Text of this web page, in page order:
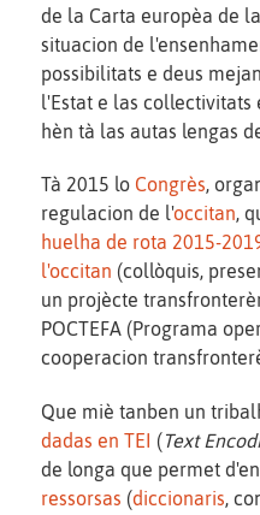
de la Carta europèa de
situacion de
possibilitats e deus
l'Estat e las
hèn tà las autas lengas
Tà 2015 lo Congrès,
regulacion de l'occitan,
huelha de rota 2015-
l'occitan (collòquis,
un projècte
POCTEFA (Programa
cooperacion
Que miè tanben un
dadas en TEI (Text
de longa que permet
ressorsas (diccionaris,